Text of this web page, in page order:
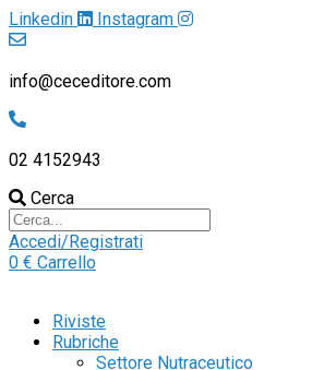
Linkedin Instagram
info@ceceditore.com
02 4152943
Cerca
Accedi/Registrati
0 € Carrello
Riviste
Rubriche
Settore Nutraceutico